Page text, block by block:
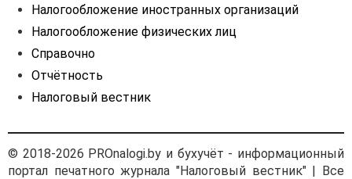
Налогообложение иностранных организаций
Налогообложение физических лиц
Справочно
Отчётность
Налоговый вестник
© 2018-2026 PROnalogi.by и бухучёт - информационный
портал печатного журнала "Налоговый вестник" | Все